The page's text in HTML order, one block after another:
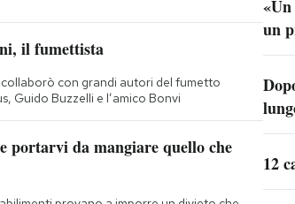
il fumettista
collaborò con grandi autori del fumetto
Guido Buzzelli e l’amico Bonvi
portarvi da mangiare quello che
un
12